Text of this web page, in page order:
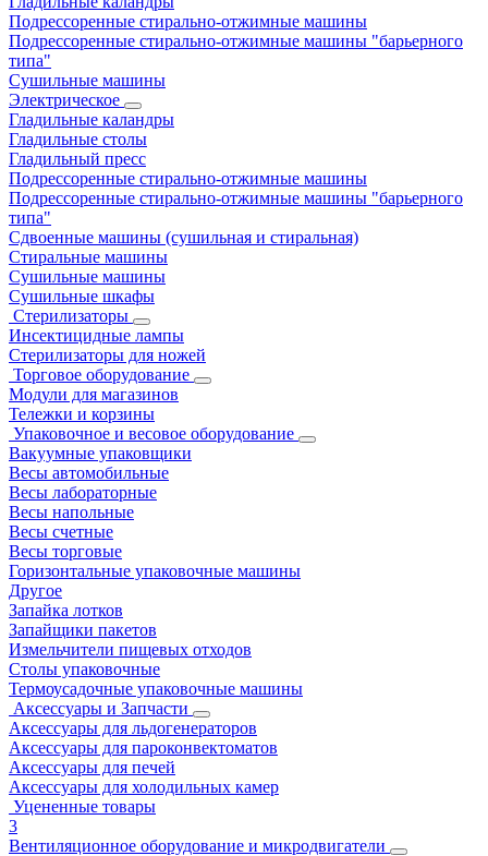
Подрессоренные стирально-отжимные машины
Подрессоренные стирально-отжимные машины "барьерного
типа"
Сушильные машины
Электрическое
Гладильные каландры
Гладильные столы
Гладильный пресс
Подрессоренные стирально-отжимные машины
Подрессоренные стирально-отжимные машины "барьерного
типа"
Сдвоенные машины (сушильная и стиральная)
Стиральные машины
Сушильные машины
Сушильные шкафы
Стерилизаторы
Инсектицидные лампы
Стерилизаторы для ножей
Торговое оборудование
Модули для магазинов
Тележки и корзины
Упаковочное и весовое оборудование
Вакуумные упаковщики
Весы автомобильные
Весы лабораторные
Весы напольные
Весы счетные
Весы торговые
Горизонтальные упаковочные машины
Другое
Запайка лотков
Запайщики пакетов
Измельчители пищевых отходов
Столы упаковочные
Термоусадочные упаковочные машины
Аксессуары и Запчасти
Аксессуары для льдогенераторов
Аксессуары для пароконвектоматов
Аксессуары для печей
Аксессуары для холодильных камер
Уцененные товары
3
Вентиляционное оборудование и микродвигатели